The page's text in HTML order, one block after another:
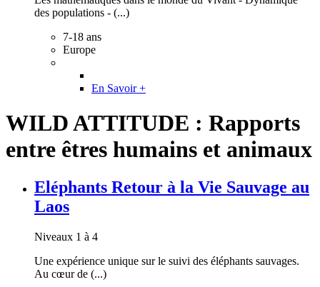
des populations - (...)
7-18 ans
Europe
En Savoir +
WILD ATTITUDE : Rapports
entre êtres humains et animaux
Eléphants Retour à la Vie Sauvage au
Laos
Niveaux 1 à 4
Une expérience unique sur le suivi des éléphants sauvages.
Au cœur de (...)